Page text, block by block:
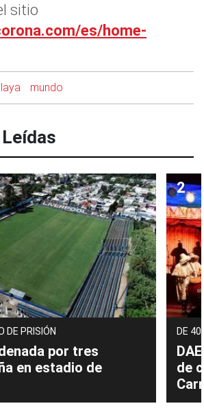
sitio
es/home-
mundo
DE PRISIÓN
por tres
en estadio de
DE
de